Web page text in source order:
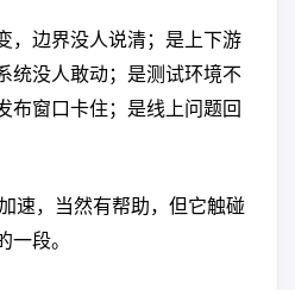
，边界没人说清；是上下游
统没人敢动；是测试环境不
布窗口卡住；是线上问题回
速，当然有帮助，但它触碰
段。